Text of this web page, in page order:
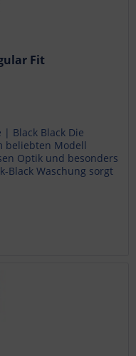
Fit
| Black Black Die
beliebten Modell
Optik und besonders
Black Waschung sorgt